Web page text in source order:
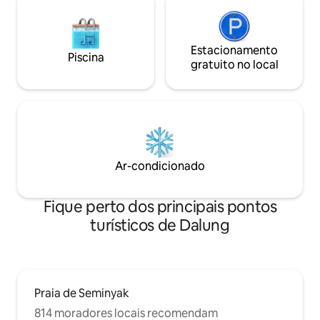
Piscina
Estacionamento
gratuito no local
Ar-condicionado
Fique perto dos principais pontos
turísticos de Dalung
Praia de Seminyak
814 moradores locais recomendam